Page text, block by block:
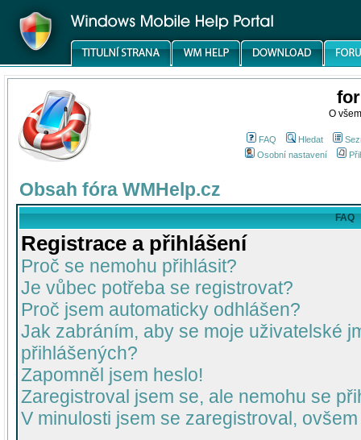
O
FAQ Hledat
Osobní nastavení
Obsah fóra WMHelp.cz
FAQ
Registrace a přihlášení
Proč se nemohu přihlásit?
Je vůbec potřeba se registrovat?
Proč jsem automaticky odhlášen?
Jak zabráním, aby se moje uživatelské
přihlášených?
Zapomněl jsem heslo!
Zaregistroval jsem se, ale nemohu se
V minulosti jsem se zaregistroval,